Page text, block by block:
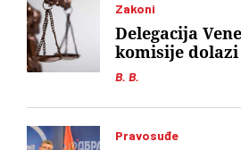
Zakoni
B. B.
Delegacija
komisije
Pravosuđe